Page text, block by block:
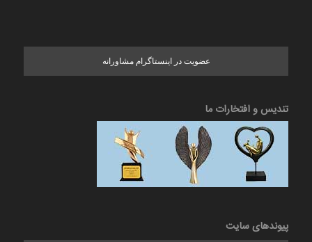
عضویت در اینستاگرام مشاورانه
تندیس و افتخارات ما
پیوندهای سایت